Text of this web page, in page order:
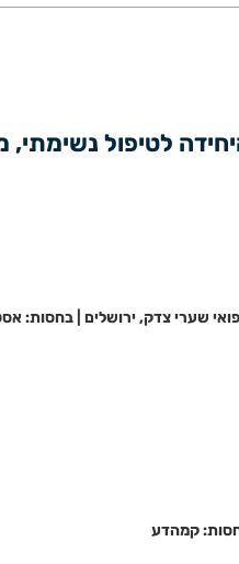
שערי צדק, ירושלים | בחסות:
קמהדע